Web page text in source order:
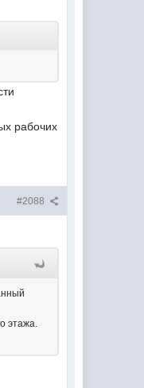
рабочих
#2088
этажа.